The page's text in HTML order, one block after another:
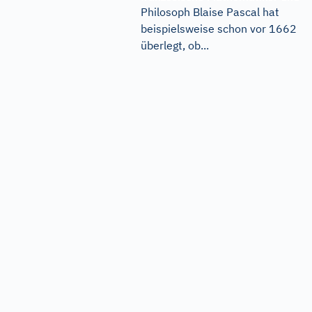
Philosoph Blaise Pascal hat
beispielsweise schon vor 1662
überlegt, ob...